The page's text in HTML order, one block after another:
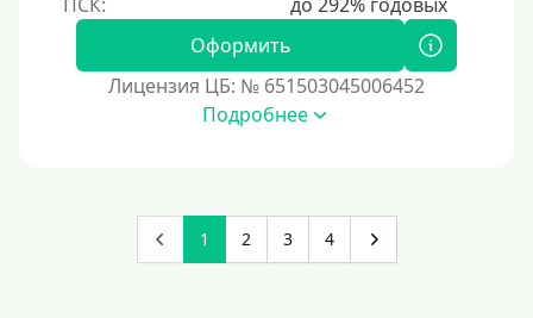
Оформить
Лицензия ЦБ: № 651503045006452
Подробнее
1 2 3 4